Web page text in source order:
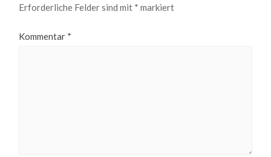
Erforderliche Felder sind mit * markiert
Kommentar *